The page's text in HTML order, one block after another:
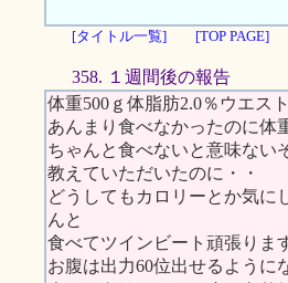
[タイトル一覧] [TOP PAGE]
358. １週間後の報告
体重500ｇ体脂肪2.0％ウエス
あんまり食べなかったのに体
ちゃんと食べないと意味ない
教えていただいたのに・・
どうしてもカロリーとか気に
んと
食べてツインビート頑張りま
お腹は出力60位出せるように